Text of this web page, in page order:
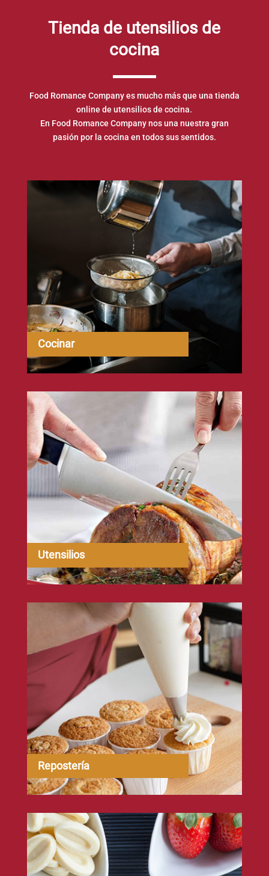
Tienda de utensilios de
cocina
Food Romance Company es mucho más que una tienda
online de utensilios de cocina.
En Food Romance Company nos una nuestra gran
pasión por la cocina en todos sus sentidos.
Cocinar
Utensilios
Repostería